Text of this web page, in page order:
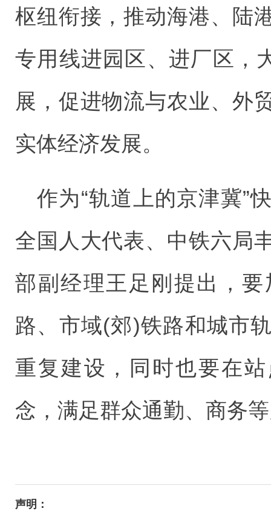
枢纽衔接，推动海港、陆
专用线进园区、进厂区，
展，促进物流与农业、外
实体经济发展。
作为“轨道上的京津冀”
全国人大代表、中铁六局
部副经理王足刚提出，
路、市域(郊)铁路和城市
重复建设，同时也要在
念，满足群众通勤、商务
声明：